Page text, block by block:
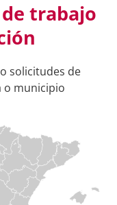
trabajo
solicitudes de
o municipio